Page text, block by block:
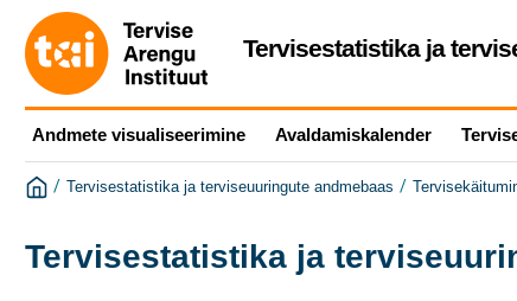
Tervisestatistika ja
Andmete visualiseerimine Avaldamiskalender
/ Tervisestatistika ja terviseuuringute andmebaas /
Tervisestatistika ja